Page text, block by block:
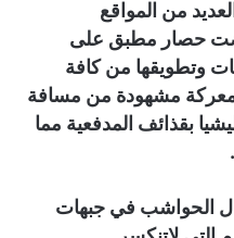
من المواقع
حصار مطبق على
وتطويقها من كافة
معركة مشهودة من مسافة
بقذائف المدفعية مما
الحواشب في جبهات